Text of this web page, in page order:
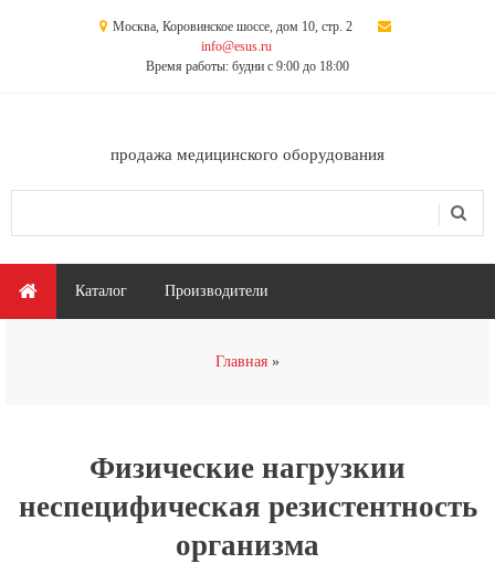
Москва, Коровинское шоссе, дом 10, стр. 2
info@esus.ru
Время работы: будни с 9:00 до 18:00
продажа медицинского оборудования
Главное меню
Каталог Производители
Главная
Физические нагрузкии
неспецифическая резистентность
организма